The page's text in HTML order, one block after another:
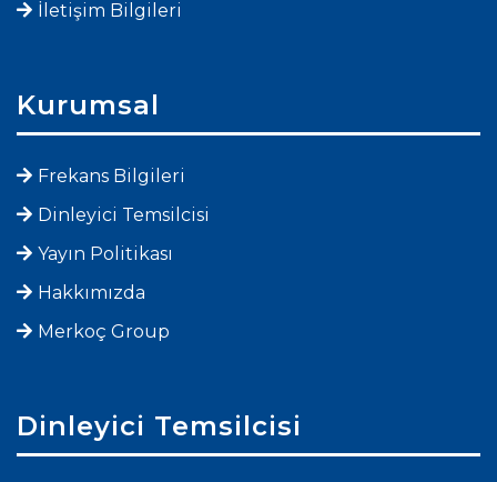
İletişim Bilgileri
Kurumsal
Frekans Bilgileri
Dinleyici Temsilcisi
Yayın Politikası
Hakkımızda
Merkoç Group
Dinleyici Temsilcisi